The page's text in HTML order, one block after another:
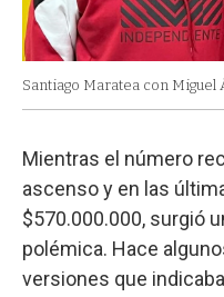
Santiago Maratea con Miguel
Mientras el número
ascenso y en las
$570.000.000, surgió
polémica. Hace
versiones que